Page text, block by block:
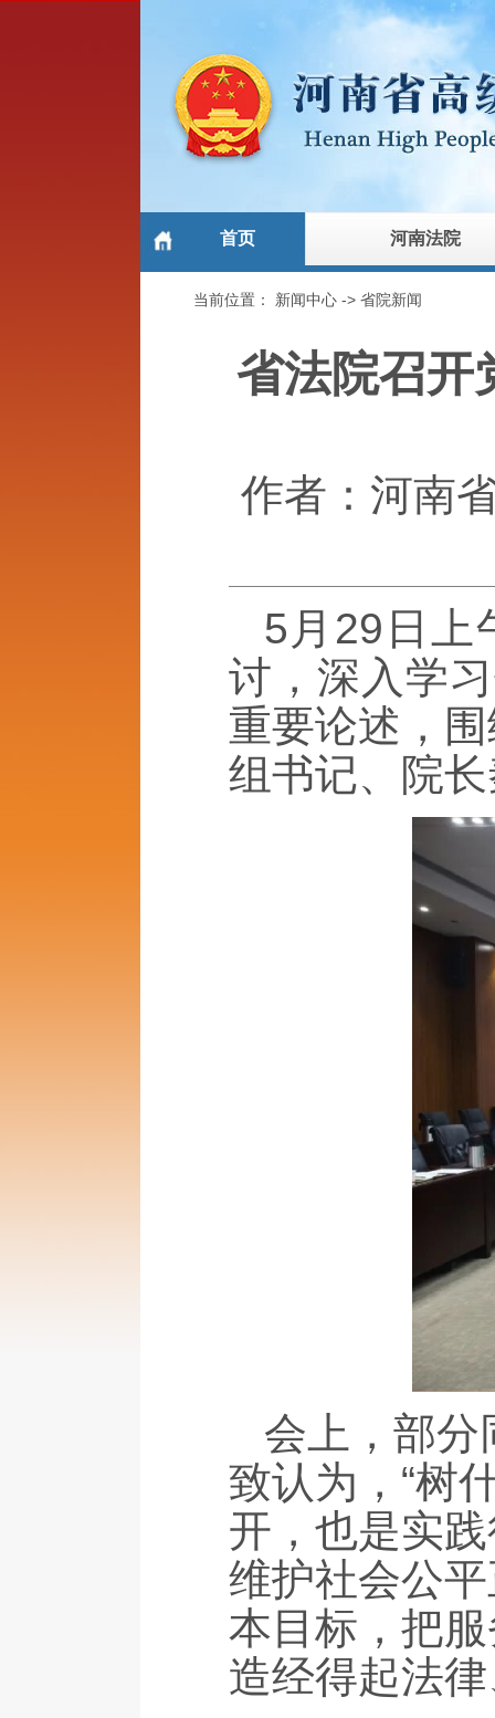
首页 河南法院
当前位置： 新闻中心 ->省院新闻
省法院召开
作者：河南
5月29日上
讨，深入学
重要论述，
组书记、院
会上，部分
致认为，“树
开，也是实
维护社会公
本目标，把
造经得起法